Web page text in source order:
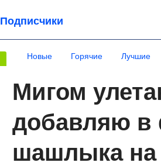
Подписчики
Новые Горячие Лучшие
Мигом
добавляю в
шашлыка на